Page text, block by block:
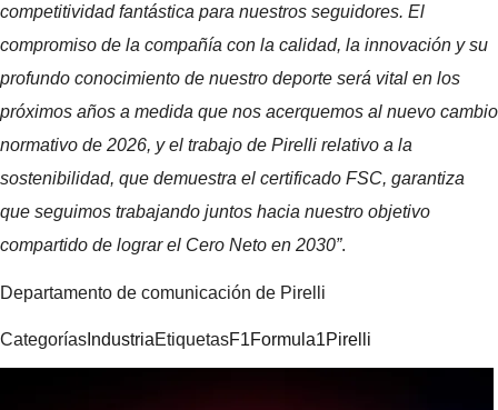
competitividad fantástica para nuestros seguidores. El
compromiso de la compañía con la calidad, la innovación y su
profundo conocimiento de nuestro deporte será vital en los
próximos años a medida que nos acerquemos al nuevo cambio
normativo de 2026, y el trabajo de Pirelli relativo a la
sostenibilidad, que demuestra el certificado FSC, garantiza
que seguimos trabajando juntos hacia nuestro objetivo
compartido de lograr el Cero Neto en 2030”.
Departamento de comunicación de Pirelli
Categorías IndustriaEtiquetasF1Formula1Pirelli